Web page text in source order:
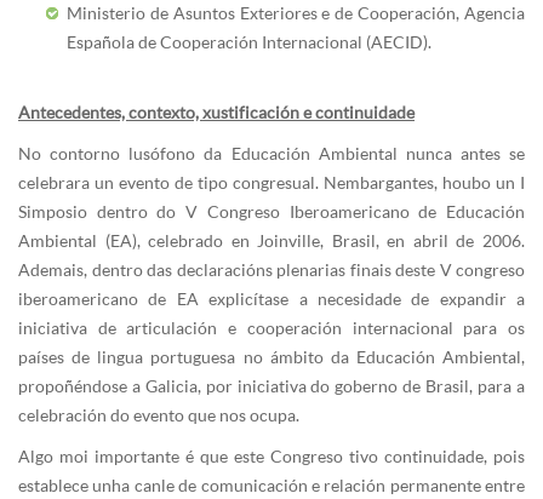
Ministerio de Asuntos Exteriores e de Cooperación, Agencia
Española de Cooperación Internacional (AECID).
Antecedentes, contexto, xustificación e continuidade
No contorno lusófono da Educación Ambiental nunca antes se
celebrara un evento de tipo congresual. Nembargantes, houbo un I
Simposio dentro do V Congreso Iberoamericano de Educación
Ambiental (EA), celebrado en Joinville, Brasil, en abril de 2006.
Ademais, dentro das declaracións plenarias finais deste V congreso
iberoamericano de EA explicítase a necesidade de expandir a
iniciativa de articulación e cooperación internacional para os
países de lingua portuguesa no ámbito da Educación Ambiental,
propoñéndose a Galicia, por iniciativa do goberno de Brasil, para a
celebración do evento que nos ocupa.
Algo moi importante é que este Congreso tivo continuidade, pois
establece unha canle de comunicación e relación permanente entre